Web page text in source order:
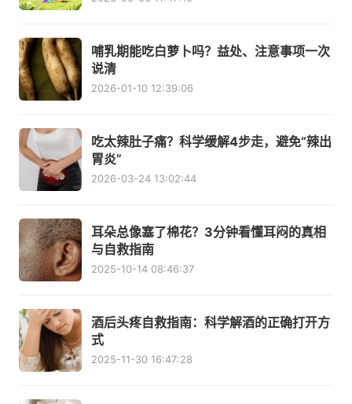
哺乳期能吃白萝卜吗？益处、注意事项一次
说清
2026-01-10 12:39:06
吃太辣肚子痛？科学缓解4步走，避免“辣出
胃炎”
2026-03-24 13:02:44
耳朵总像塞了棉花？3分钟看懂耳闷的真相
与自救指南
2025-10-14 08:46:37
酒后头疼自救指南：科学解酒的正确打开方
式
2025-11-30 16:47:28